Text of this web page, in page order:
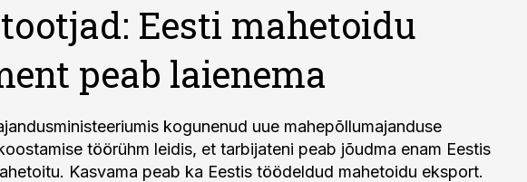
Eesti mahetoidu
peab laienema
kogunenud uue mahepõllumajanduse
töörühm leidis, et tarbijateni peab jõudma enam Eestis
Kasvama peab ka Eestis töödeldud mahetoidu eksport.